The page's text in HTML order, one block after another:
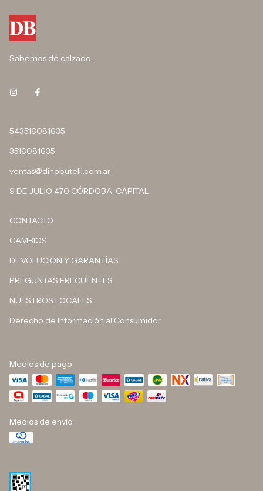
Sabemos de calzado.
543516081635
3516081635
ventas@dinobutelli.com.ar
9 DE JULIO 470 CÓRDOBA-CAPITAL
CONTACTO
CAMBIOS
DEVOLUCIÓN Y GARANTÍAS
PREGUNTAS FRECUENTES
NUESTROS LOCALES
Derecho de Información al Consumidor
Medios de pago
Medios de envío